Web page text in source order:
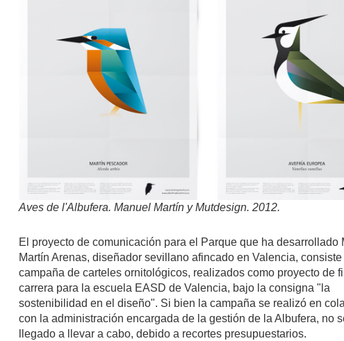
Aves de l'Albufera. Manuel Martín y Mutdesign. 2012.
El proyecto de comunicación para el Parque que ha desarrollado
Martín Arenas, diseñador sevillano afincado en Valencia, consiste
campaña de carteles ornitológicos, realizados como proyecto de
carrera para la escuela EASD de Valencia, bajo la consigna "la
sostenibilidad en el diseño". Si bien la campaña se realizó en
con la administración encargada de la gestión de la Albufera, no
llegado a llevar a cabo, debido a recortes presupuestarios.